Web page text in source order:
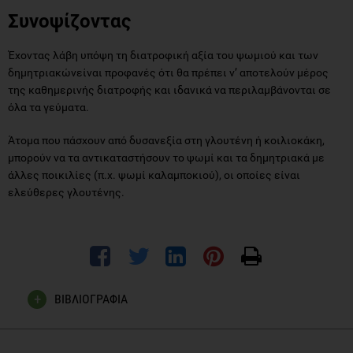
Συνοψίζοντας
Έχοντας λάβη υπόψη τη διατροφική αξία του ψωμιού και των
δημητριακώνείναι προφανές ότι θα πρέπει ν’ αποτελούν μέρος
της καθημερινής διατροφής και ιδανικά να περιλαμβάνονται σε
όλα τα γεύματα.
Άτομα που πάσχουν από δυσανεξία στη γλουτένη ή κοιλιοκάκη,
μπορούν να τα αντικαταστήσουν το ψωμί και τα δημητριακά με
άλλες ποικιλίες (π.χ. ψωμί καλαμποκιού), οι οποίες είναι
ελεύθερες γλουτένης.
ΒΙΒΛΙΟΓΡΑΦΙΑ